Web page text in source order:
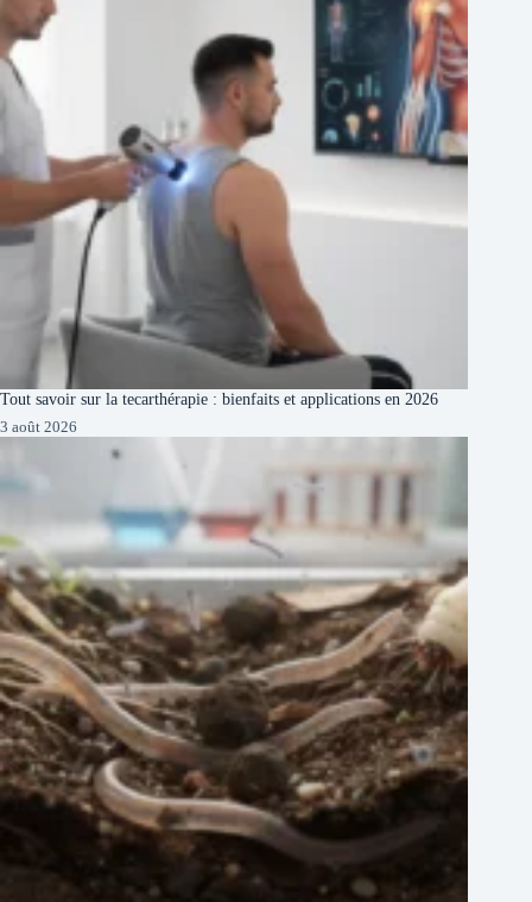
Tout savoir sur la tecarthérapie : bienfaits et applications en 2026
3 août 2026